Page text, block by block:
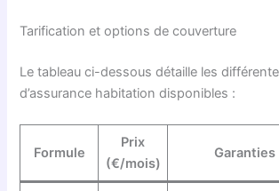
Tarification et options de couverture
Le tableau ci-dessous détaille les
d’assurance habitation disponibles :
Formule
Prix
(€/mois)